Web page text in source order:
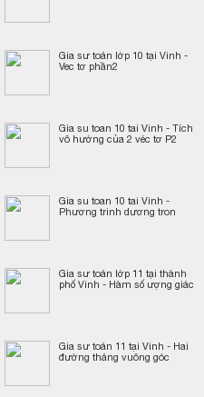
Gia sư toán lớp 10 tại Vinh -
Vec tơ phần2
Gia su toan 10 tai Vinh - Tích
vô hướng của 2 véc tơ P2
Gia su toan 10 tai Vinh -
Phương trinh dương tron
Gia sư toán lớp 11 tại thành
phố Vinh - Hàm số ượng giác
Gia sư toán 11 tại Vinh - Hai
đường thảng vuông góc